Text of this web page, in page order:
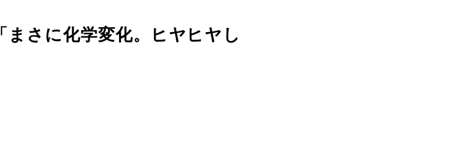
まさに化学変化。ヒヤヒヤし